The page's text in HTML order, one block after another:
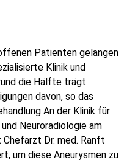
Patienten gelangen
Klinik und
die Hälfte trägt
davon, so das
An der Klinik für
Neuroradiologie am
Chefarzt Dr. med. Ranft
um diese Aneurysmen zu